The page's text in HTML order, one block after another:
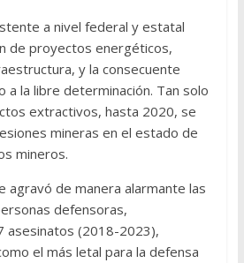
a nivel federal y estatal
de proyectos energéticos,
y la consecuente
a la libre determinación. Tan solo
extractivos, hasta 2020, se
mineras en el estado de
mineros.
agravó de manera alarmante las
defensoras,
asesinatos (2018-2023),
el más letal para la defensa